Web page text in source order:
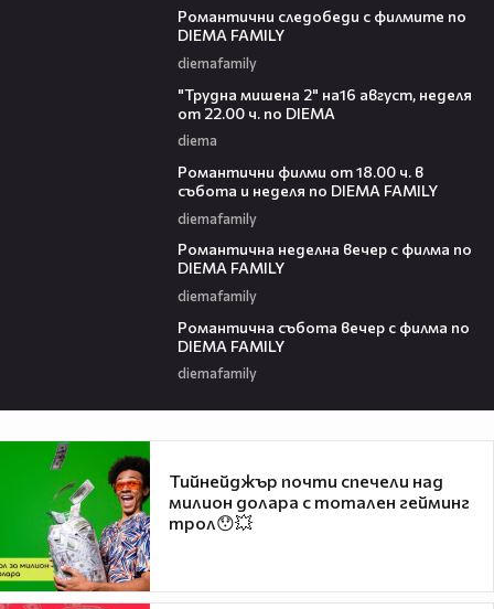
Романтични следобеди с филмите по
DIEMA FAMILY
diemafamily
"Трудна мишена 2" на16 август, неделя
от 22.00 ч. по DIEMA
diema
Романтични филми от 18.00 ч. в
събота и неделя по DIEMA FAMILY
diemafamily
Романтичнa неделна вечер с филма по
DIEMA FAMILY
diemafamily
Романтичнa събота вечер с филма по
DIEMA FAMILY
diemafamily
Тийнейджър почти спечели над
милион долара с тотален гейминг
трол😯💥